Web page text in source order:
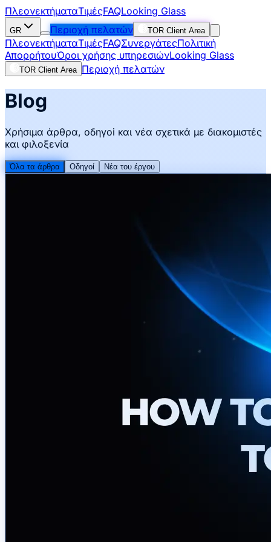
ΠλεονεκτήματαΤιμέςFAQLooking Glass
GR Περιοχή πελατών TOR Client Area
ΠλεονεκτήματαΤιμέςFAQΣυνεργάτεςΠολιτική
ΑπορρήτουΌροι χρήσης υπηρεσιώνLooking Glass
TOR Client Area Περιοχή πελατών
Blog
Χρήσιμα άρθρα, οδηγoi και νέα σχετικά με διακομιστές
και φιλοξενία
Όλα τα άρθρα Οδηγοί Νέα του έργου